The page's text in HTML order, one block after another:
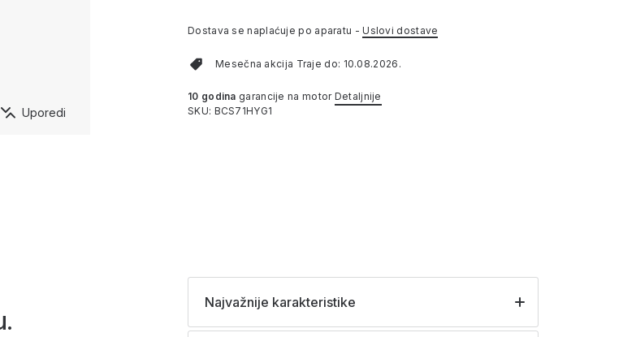
Uporedi
Dostava se naplaćuje po aparatu -Uslovi dostave
Mesečna akcija Traje do: 10.08.2026.
10 godina garancije na motor Detaljnije
SKU: BCS71HYG1
Najvažnije karakteristike